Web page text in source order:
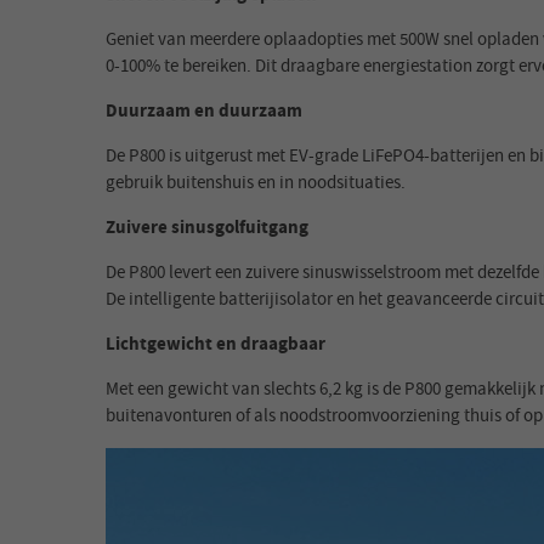
Geniet van meerdere oplaadopties met 500W snel
0-100% te bereiken. Dit draagbare energiestation zorgt
Duurzaam en duurzaam
De P800 is uitgerust met EV-grade LiFePO4-batterijen
gebruik buitenshuis en in noodsituaties.
Zuivere sinusgolfuitgang
De P800 levert een zuivere sinuswisselstroom met
De intelligente batterijisolator en het geavanceerde
Lichtgewicht en draagbaar
Met een gewicht van slechts 6,2 kg is de P800
buitenavonturen of als noodstroomvoorziening thuis of